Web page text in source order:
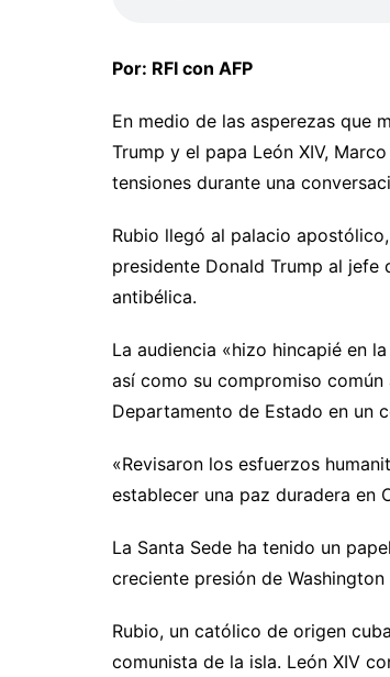
Por: RFI con AFP
En medio de las asperezas que
Trump y el papa León XIV,
tensiones durante una
Rubio llegó al palacio
presidente Donald Trump al
antibélica.
La audiencia «hizo hincapié en
así como su compromiso
Departamento de Estado en un
«Revisaron los esfuerzos
establecer una paz duradera en
La Santa Sede ha tenido un
creciente presión de
Rubio, un católico de origen
comunista de la isla. León XIV